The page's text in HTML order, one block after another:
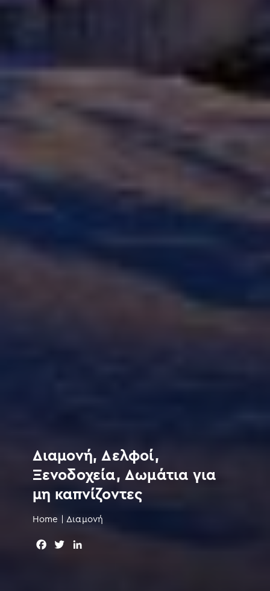
Διαμονή, Δελφοί,
Ξενοδοχεία, Δωμάτια για
μη καπνίζοντες
Home |Διαμονή